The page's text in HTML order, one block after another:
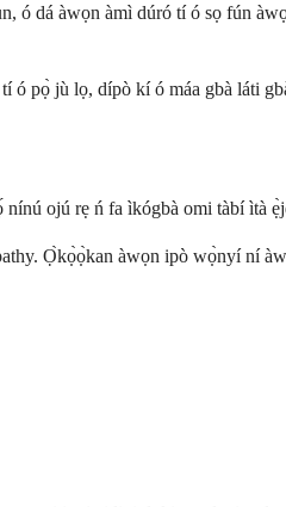
dá àwọn àmì dúró tí ó sọ fún
pọ̀ jù lọ, dípò kí ó máa gbà láti
ojú rẹ ń fa ìkógbà omi tàbí ìtà
Ọ̀kọ̀ọ̀kan àwọn ipò wọ̀nyí ní